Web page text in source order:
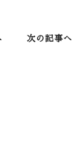
次の記事へ